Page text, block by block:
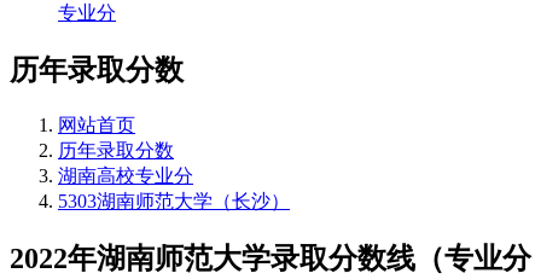
专业分
历年录取分数
网站首页
历年录取分数
湖南高校专业分
5303湖南师范大学（长沙）
2022年湖南师范大学录取分数线（专业分